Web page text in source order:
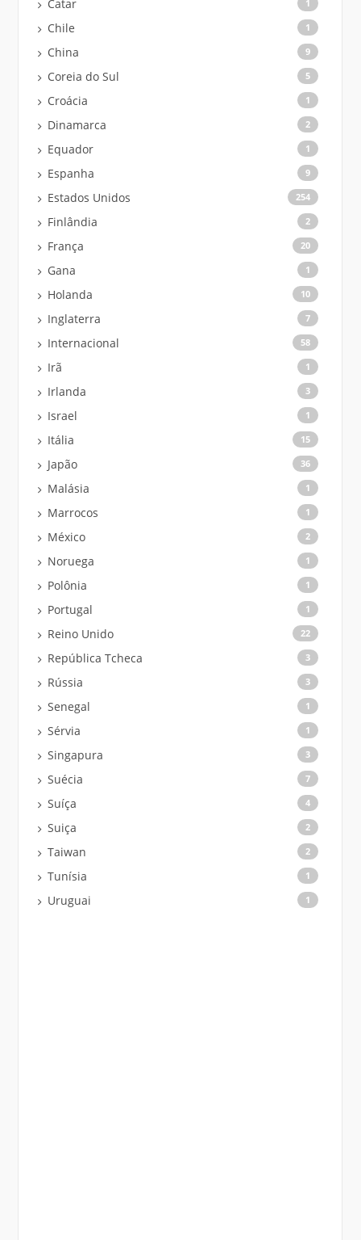
Catar 1
Chile 1
China 9
Coreia do Sul 5
Croácia 1
Dinamarca 2
Equador 1
Espanha 9
Estados Unidos 254
Finlândia 2
França 20
Gana 1
Holanda 10
Inglaterra 7
Internacional 58
Irã 1
Irlanda 3
Israel 1
Itália 15
Japão 36
Malásia 1
Marrocos 1
México 2
Noruega 1
Polônia 1
Portugal 1
Reino Unido 22
República Tcheca 3
Rússia 3
Senegal 1
Sérvia 1
Singapura 3
Suécia 7
Suíça 4
Suiça 2
Taiwan 2
Tunísia 1
Uruguai 1